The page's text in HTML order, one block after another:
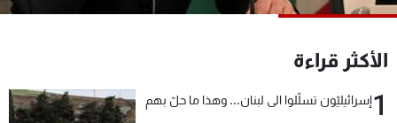
الأكثر قراءة
1إسرائيليّون تسلّلوا الى لبنان... وهذا ما حلّ بهم
لاعلاناتكم